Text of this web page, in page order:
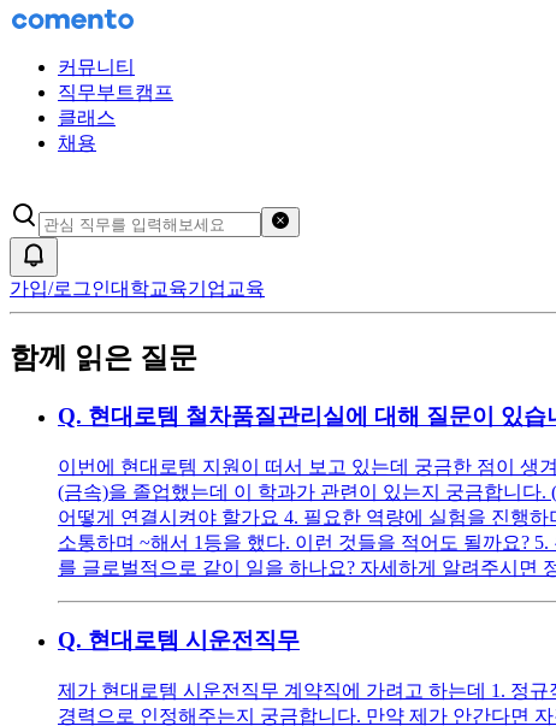
커뮤니티
직무부트캠프
클래스
채용
가입/로그인대학교육기업교육
함께 읽은 질문
Q. 현대로템 철차품질관리실에 대해 질문이 있습
이번에 현대로템 지원이 떠서 보고 있는데 궁금한 점이 생
(금속)을 졸업했는데 이 학과가 관련이 있는지 궁금합니다
어떻게 연결시켜야 할가요 4. 필요한 역량에 실험을 진행
소통하며 ~해서 1등을 했다. 이런 것들을 적어도 될까요?
를 글로벌적으로 같이 일을 하나요? 자세하게 알려주시면
Q. 현대로템 시운전직무
제가 현대로템 시운전직무 계약직에 가려고 하는데 1. 정
경력으로 인정해주는지 궁금합니다. 만약 제가 안간다면